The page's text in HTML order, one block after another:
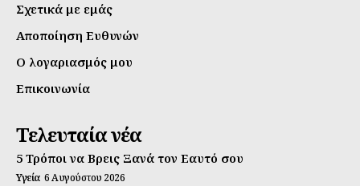
Σχετικά με εμάς
Αποποίηση Ευθυνών
Ο λογαριασμός μου
Επικοινωνία
Τελευταία νέα
5 Τρόποι να Βρεις Ξανά τον Εαυτό σου
Υγεία 6 Αυγούστου 2026